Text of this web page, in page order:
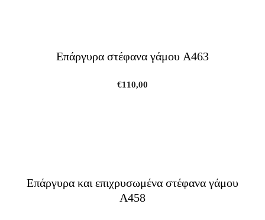
Επάργυρα στέφανα γάμου A463
€110,00
Επάργυρα και επιχρυσωμένα στέφανα γάμου
A458